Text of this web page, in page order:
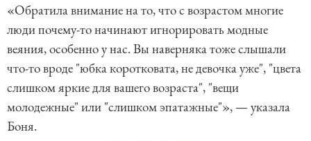
«Обратила внимание на то, что с возрастом многие
люди почему-то начинают игнорировать модные
веяния, особенно у нас. Вы наверняка тоже слышали
что-то вроде "юбка коротковата, не девочка уже", "цвета
слишком яркие для вашего возраста", "вещи
молодежные" или "слишком эпатажные"», — указала
Боня.